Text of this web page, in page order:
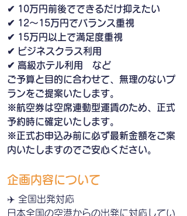
✔ 10万円前後でできるだけ抑えたい
✔ 12〜15万円でバランス重視
✔ 15万円以上で満足度重視
✔ ビジネスクラス利用
✔ 高級ホテル利用　など
ご予算と目的に合わせて、無理のないプ
ランをご提案いたします。
※航空券は空席連動型運賃のため、正式
予約時に確定いたします。
※正式お申込み前に必ず最新金額をご案
内いたしますのでご安心ください。
企画内容について
✈️ 全国出発対応
日本全国の空港からの出発に対応してい